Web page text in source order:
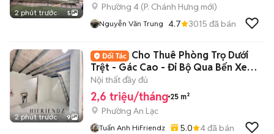
2 phút trước 5
Phường 4 (P. Chánh Hưng mới)
Nguyễn Văn Trung 4.7 3015 đã bán
2 phút trước 9
Cho Thuê Phòng Trọ Dưới
Trệt - Gác Cao - Đi Bộ Qua Bến Xe
Miền Tây
Nội thất đầy đủ
2,6 triệu/tháng 25 m²
Phường An Lạc
Tuấn Anh HiFriendz 5.0 4đã bán